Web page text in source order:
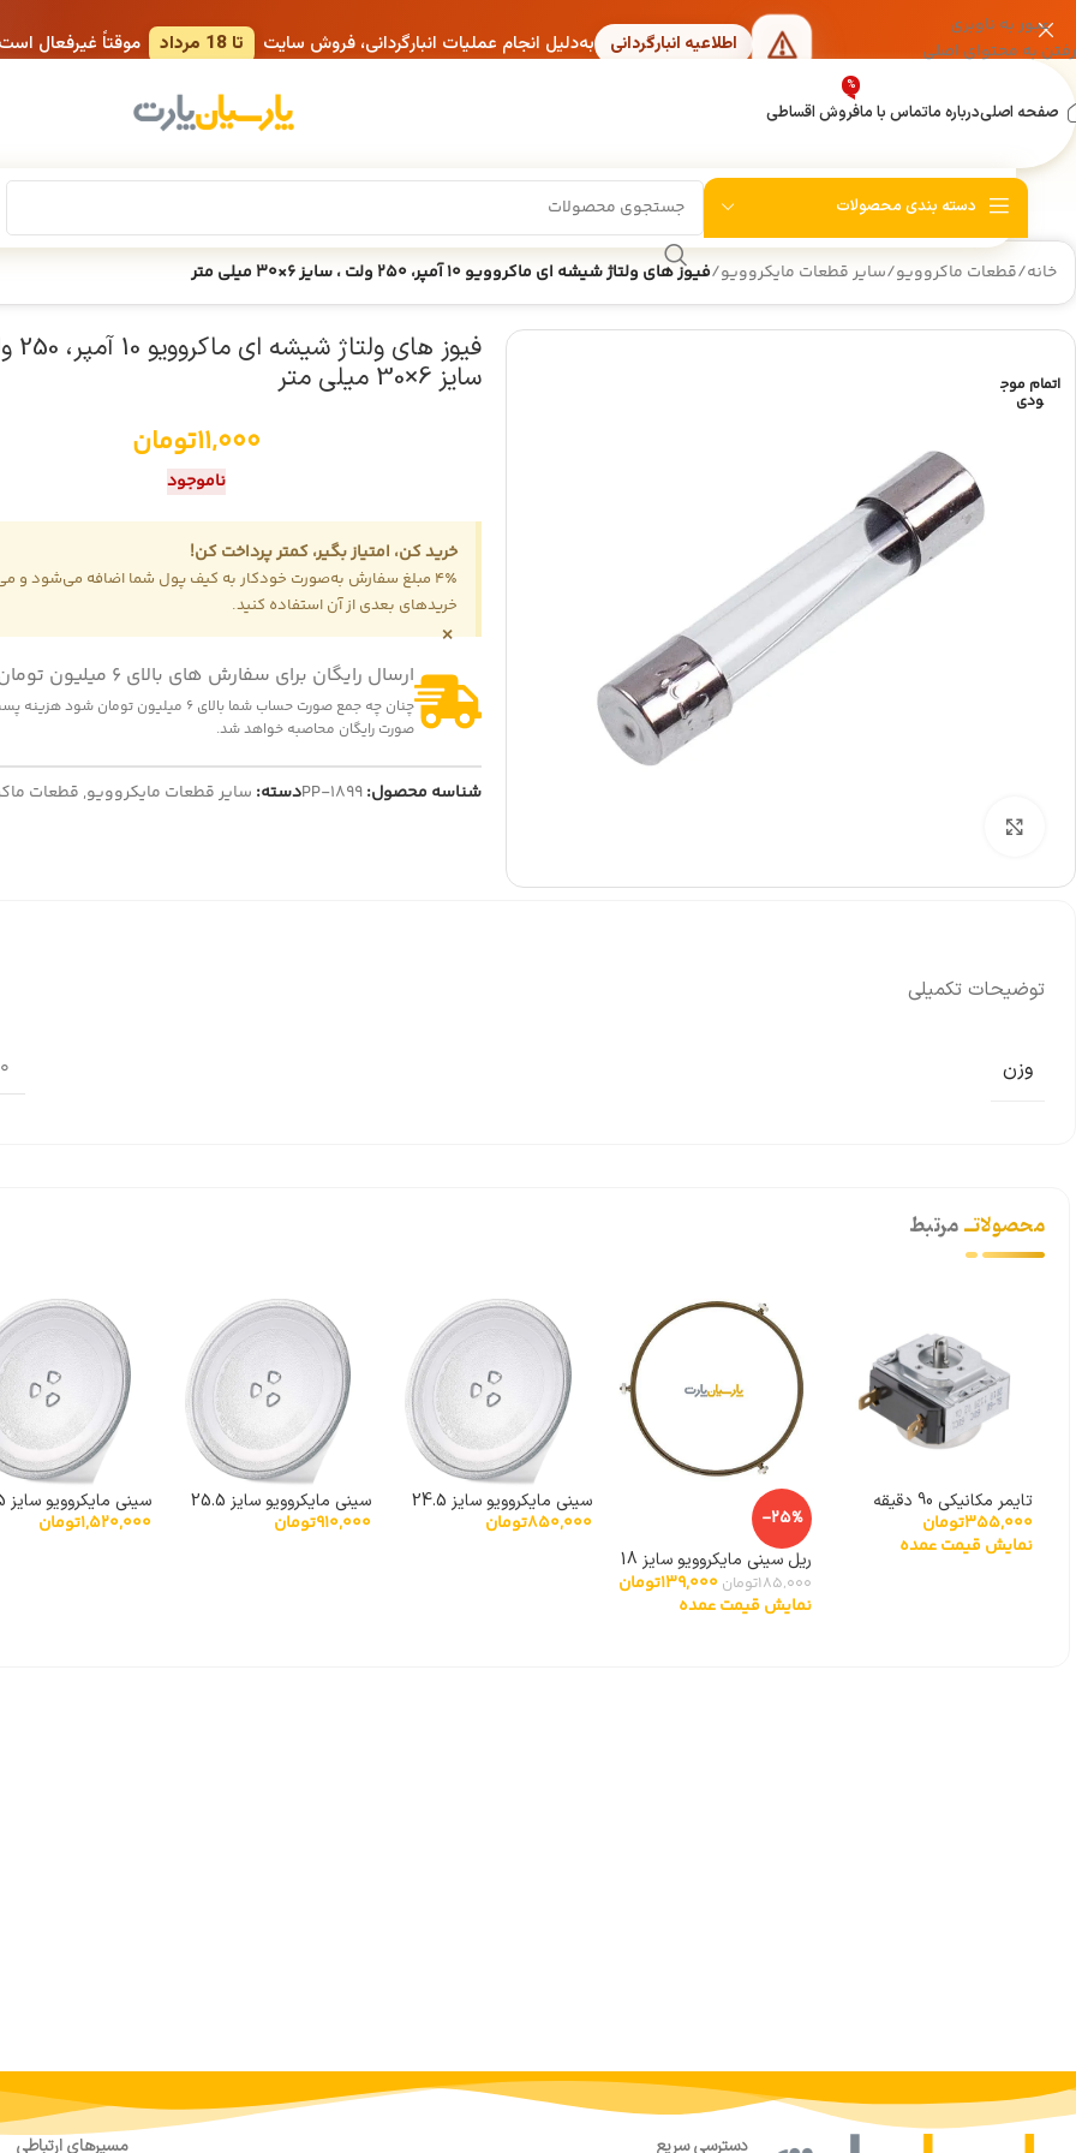
عبور به ناوبری
رفتن به محتوای اصلی
اطلاعیه انبارگردانی به‌دلیل انجام عملیات انبارگردانی، فروش سایت تا 18 مرداد موقتاً غیرفعال
صفحه اصلیدرباره ماتماس با مافروش اقساطی
%
دسته بندی محصولات
خانه/قطعات ماکروویو/سایر قطعات مایکروویو/فیوز های ولتاژ شیشه ای ماکروویو 10 آمپر، 250 ولت ، سایز 6×30 میلی متر
اتمام موج
ودی
فیوز
سایز 6×30 میلی متر
11,000تومان
ناموجود
خرید کن، امتیاز بگیر، کمتر پرداخت کن!
4٪ مبلغ سفارش به‌صورت خودکار به کیف پول شما اضافه می‌شود و
خریدهای بعدی از آن استفاده کنید.
×
ارسال رایگان برای سفارش های بالای 6 میلیون تومان
چنان چه جمع صورت حساب شما بالای 6 میلیون تومان
صورت رایگان محاصبه خواهد شد.
شناسه محصول:PP-1899دسته: سایر قطعات مایکروویو, قطعات
توضیحات تکمیلی
وزن
محصولاتــمرتبط
تایمر مکانیکی 90 دقیقه
355,000تومان
نمایش قیمت عمده
-25%
ریل سینی مایکروویو سایز 18
سانتی متر
185,000تومان 139,000تومان
نمایش قیمت عمده
سینی مایکروویو سایز 24.5
پیرکس نشکن خارجی
850,000تومان
سینی مایکروویو سایز 25.5
پیرکس نشکن خارجی
910,000تومان
پیرکس نشکن خارجی
1,520,000تومان
ریل سینی مایکروویو سایز 18 سانتی متر
تومان139,000تومان
نمایش قیمت عمده
-16%
310,000تومان260,000تومان
نمایش قیمت عمده
دسترسی سریع مسیرهای ارتباطی